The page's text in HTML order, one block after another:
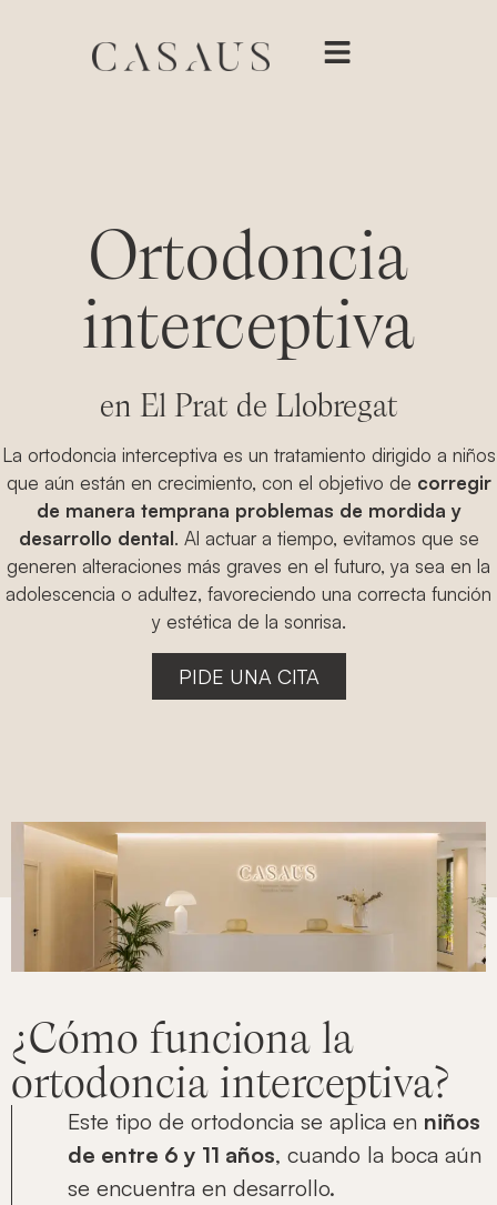
Ortodoncia
interceptiva
en El Prat de Llobregat
La ortodoncia interceptiva es un tratamiento dirigido a niños
que aún están en crecimiento, con el objetivo de corregir
de manera temprana problemas de mordida y
desarrollo dental. Al actuar a tiempo, evitamos que se
generen alteraciones más graves en el futuro, ya sea en la
adolescencia o adultez, favoreciendo una correcta función
y estética de la sonrisa.
PIDE UNA CITA
¿Cómo funciona la
ortodoncia interceptiva?
Este tipo de ortodoncia se aplica en niños
de entre 6 y 11 años, cuando la boca aún
se encuentra en desarrollo.